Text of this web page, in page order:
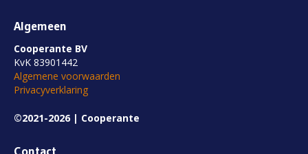
Algemeen
Cooperante BV
KvK 83901442
Algemene voorwaarden
Privacyverklaring
©2021-2026 | Cooperante